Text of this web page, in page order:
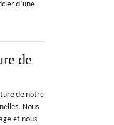
d’une
de
de notre
Nous
et nous